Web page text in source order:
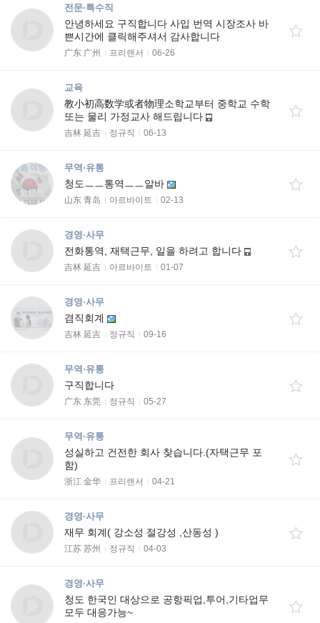
전문·특수직
안녕하세요 구직합니다 사입 번역 시장조사 바
쁜시간에 클릭해주셔서 감사합니다
广东 广州 프리랜서 06-26
교육
教小初高数学或者物理소학교부터 중학교 수학
또는 물리 가정교사 해드립니다
吉林 延吉 정규직 06-13
무역·유통
청도ㅡㅡ통역ㅡㅡ알바
山东 青岛 아르바이트 02-13
경영·사무
전화통역, 재택근무, 일을 하려고 합니다
吉林 延吉 아르바이트 01-07
경영·사무
겸직회계
吉林 延吉 정규직 09-16
무역·유통
구직합니다
广东 东莞 정규직 05-27
무역·유통
성실하고 건전한 회사 찾습니다.(자택근무 포
함)
浙江 金华 프리랜서 04-21
경영·사무
재무 회계( 강소성 절강성 ,산동성 )
江苏 苏州 정규직 04-03
경영·사무
청도 한국인 대상으로 공항픽업,투어,기타업무
모두 대응가능~